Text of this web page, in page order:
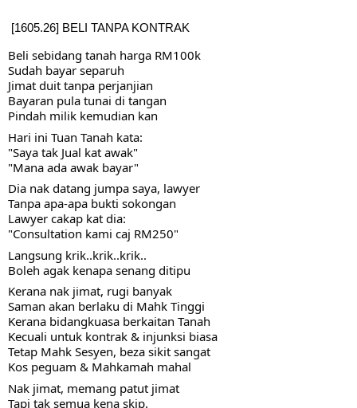
[1605.26] BELI TANPA KONTRAK
Beli sebidang tanah harga RM100k
Sudah bayar separuh
Jimat duit tanpa perjanjian
Bayaran pula tunai di tangan
Pindah milik kemudian kan
Hari ini Tuan Tanah kata:
"Saya tak Jual kat awak"
"Mana ada awak bayar"
Dia nak datang jumpa saya, lawyer
Tanpa apa-apa bukti sokongan
Lawyer cakap kat dia:
"Consultation kami caj RM250"
Langsung krik..krik..krik..
Boleh agak kenapa senang ditipu
Kerana nak jimat, rugi banyak
Saman akan berlaku di Mahk Tinggi
Kerana bidangkuasa berkaitan Tanah
Kecuali untuk kontrak & injunksi biasa
Tetap Mahk Sesyen, beza sikit sangat
Kos peguam & Mahkamah mahal
Nak jimat, memang patut jimat
Tapi tak semua kena skip.